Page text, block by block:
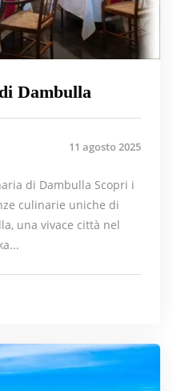
Dambulla
11 agosto 2025
di Dambulla Scopri i
culinarie uniche di
una vivace città nel